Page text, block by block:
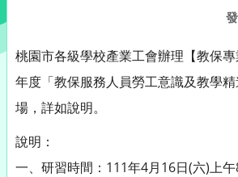
桃園市各級學校產業工會辦理【教保
年度「教保服務人員勞工意識及教學
場，詳如說明。
說明：
一、研習時間：111年4月16日(六)上